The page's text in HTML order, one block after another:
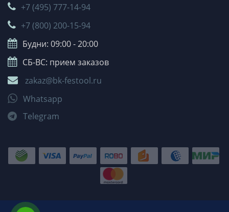
+7 (495) 777-14-94
+7 (800) 200-15-94
Будни: 09:00 - 20:00
СБ-ВС: прием заказов
zakaz@bk-festool.ru
Whatsapp
Telegram